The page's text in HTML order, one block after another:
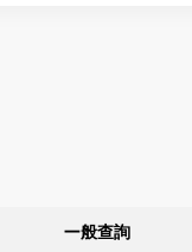
一般查詢